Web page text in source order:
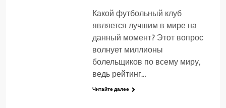
Какой футбольный клуб
является лучшим в мире на
данный момент? Этот вопрос
волнует миллионы
болельщиков по всему миру,
ведь рейтинг…
Читайте далее